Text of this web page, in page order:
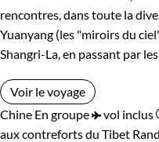
rencontres, dans toute la
Yuanyang (les "miroirs du
Shangri-La, en passant par
Voir le voyage
Chine En groupe vol inclus
aux contreforts du Tibet